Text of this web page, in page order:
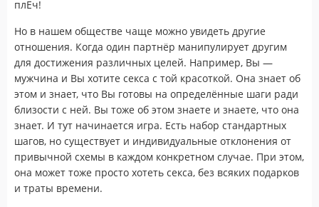
плЕч!
Но в нашем обществе чаще можно увидеть другие
отношения. Когда один партнёр манипулирует другим
для достижения различных целей. Например, Вы —
мужчина и Вы хотите секса с той красоткой. Она знает об
этом и знает, что Вы готовы на определённые шаги ради
близости с ней. Вы тоже об этом знаете и знаете, что она
знает. И тут начинается игра. Есть набор стандартных
шагов, но существует и индивидуальные отклонения от
привычной схемы в каждом конкретном случае. При этом,
она может тоже просто хотеть секса, без всяких подарков
и траты времени.